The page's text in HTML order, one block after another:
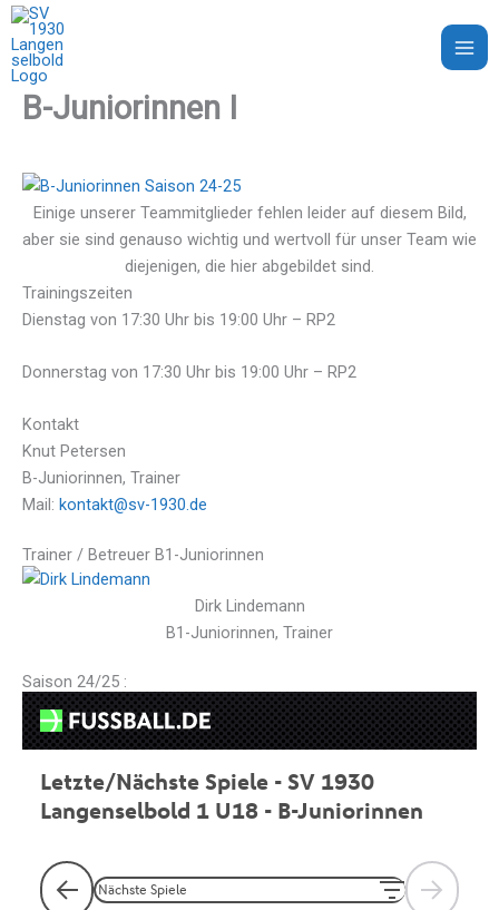
Zum
Inhalt
springen
B-Juniorinnen I
Einige unserer Teammitglieder fehlen leider auf diesem Bild,
aber sie sind genauso wichtig und wertvoll für unser Team wie
diejenigen, die hier abgebildet sind.
Trainingszeiten
Dienstag von 17:30 Uhr bis 19:00 Uhr – RP2
Donnerstag von 17:30 Uhr bis 19:00 Uhr – RP2
Kontakt
Knut Petersen
B-Juniorinnen, Trainer
Mail: kontakt@sv-1930.de
Trainer / Betreuer B1-Juniorinnen
Dirk Lindemann
B1-Juniorinnen, Trainer
Saison 24/25 :